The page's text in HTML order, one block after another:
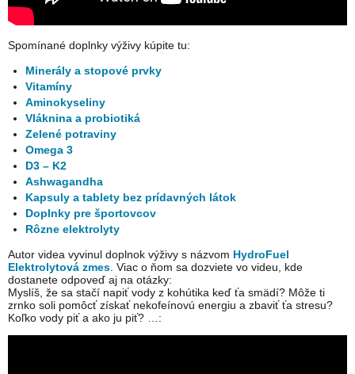
Spomínané doplnky výživy kúpite tu:
Minerály a stopové prvky
Vitamíny
Aminokyseliny
Vláknina a probiotiká
Zelené potraviny
Omega 3
D3 – K2
Ashwagandha
Kapsuly a tablety bez prídavných látok
Doplnky pre športovcov
Rôzne elektrolyty
Autor videa vyvinul doplnok výživy s názvom HydroFuel
Elektrolytová zmes . Viac o ňom sa dozviete vo videu, kde
dostanete odpoveď aj na otázky:
Myslíš, že sa stačí napiť vody z kohútika keď ťa smädí? Môže ti
zrnko soli pomôcť získať nekofeínovú energiu a zbaviť ťa stresu?
Koľko vody piť a ako ju piť? …: